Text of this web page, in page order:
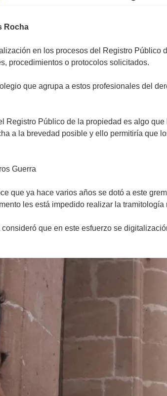
Rocha
en los procesos del Registro
procedimientos o protocolos solicitados.
que agrupa a estos profesionales del
Registro Público de la propiedad es algo
a la brevedad posible y ello permitiría que
Guerra
que ya hace varios años se dotó a este
les está impedido realizar la tramitología
consideró que en este esfuerzo se